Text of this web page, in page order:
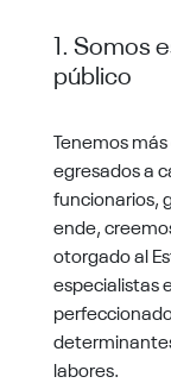
1. Somos
público
Tenemos
egresados a
funcionarios,
ende,
otorgado al
especialistas
labores.